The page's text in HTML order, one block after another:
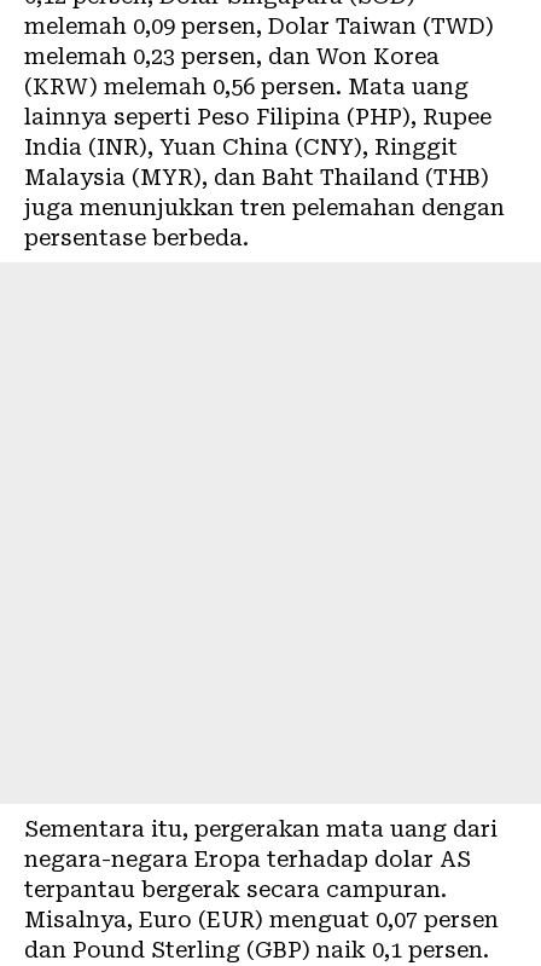
melemah 0,09 persen, Dolar Taiwan (TWD)
melemah 0,23 persen, dan Won Korea
(KRW) melemah 0,56 persen. Mata uang
lainnya seperti Peso Filipina (PHP), Rupee
India (INR), Yuan China (CNY), Ringgit
Malaysia (MYR), dan Baht Thailand (THB)
juga menunjukkan tren pelemahan dengan
persentase berbeda.
Sementara itu, pergerakan mata uang dari
negara-negara Eropa terhadap dolar AS
terpantau bergerak secara campuran.
Misalnya, Euro (EUR) menguat 0,07 persen
dan Pound Sterling (GBP) naik 0,1 persen.